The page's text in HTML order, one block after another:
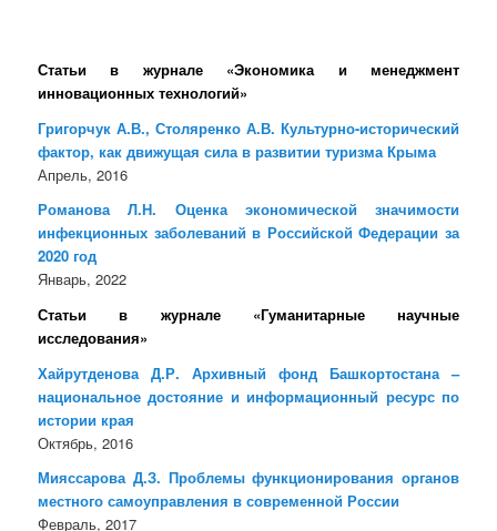
Статьи в журнале «Экономика и менеджмент
инновационных технологий»
Григорчук А.В., Столяренко А.В. Культурно-исторический
фактор, как движущая сила в развитии туризма Крыма
Апрель, 2016
Романова Л.Н. Оценка экономической значимости
инфекционных заболеваний в Российской Федерации за
2020 год
Январь, 2022
Статьи в журнале «Гуманитарные научные
исследования»
Хайрутденова Д.Р. Архивный фонд Башкортостана –
национальное достояние и информационный ресурс по
истории края
Октябрь, 2016
Мияссарова Д.З. Проблемы функционирования органов
местного самоуправления в современной России
Февраль, 2017